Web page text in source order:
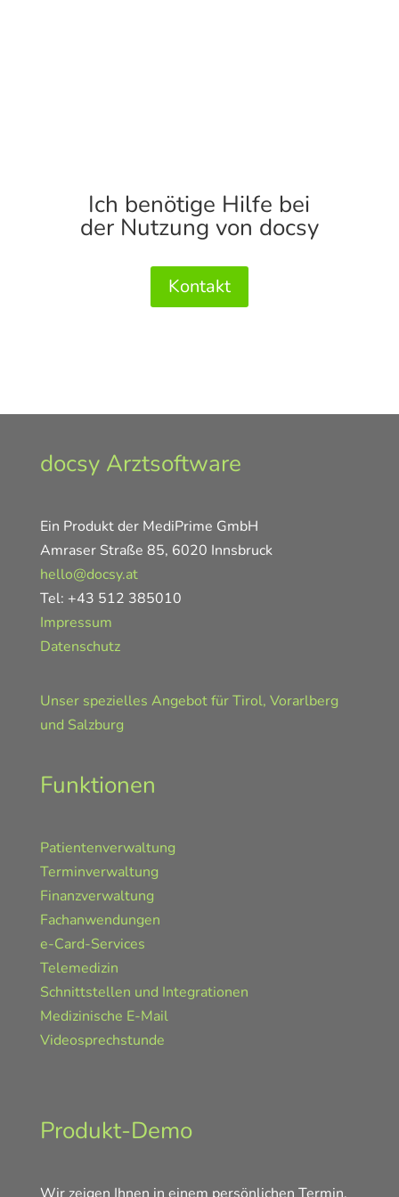
Ich benötige Hilfe bei
der Nutzung von docsy
Kontakt
docsy Arztsoftware
Ein Produkt der MediPrime GmbH
Amraser Straße 85, 6020 Innsbruck
hello@docsy.at
Tel: +43 512 385010
Impressum
Datenschutz
Unser spezielles Angebot für Tirol, Vorarlberg
und Salzburg
Funktionen
Patientenverwaltung
Terminverwaltung
Finanzverwaltung
Fachanwendungen
e-Card-Services
Telemedizin
Schnittstellen und Integrationen
Medizinische E-Mail
Videosprechstunde
Produkt-Demo